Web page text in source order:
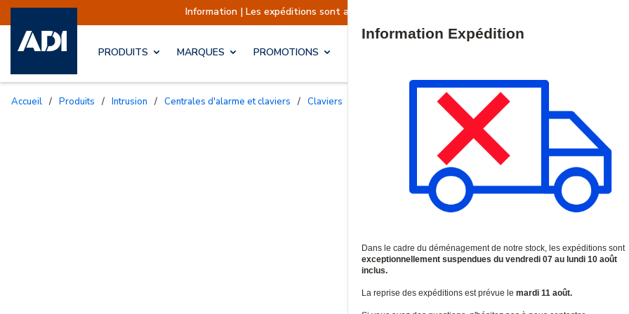
Information | Les expéditions sont actuellement suspendues Reprise
PRODUITS MARQUES PROMOTIONS
Accueil / Produits / Intrusion / Centrales d'alarme et claviers / Claviers